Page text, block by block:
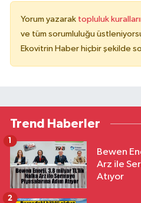
Yorum yazarak topluluk
ve tüm sorumluluğu
Ekovitrin Haber hiçbir şekilde
Trend Haberler
Bewen
Arz ile
Atıyor
1
2